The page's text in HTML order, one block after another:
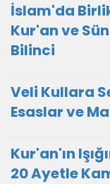
İslam'da
Kur'an ve
Bilinci
Veli Kullara
Esaslar ve
Kur'an'ın
20 Ayetle